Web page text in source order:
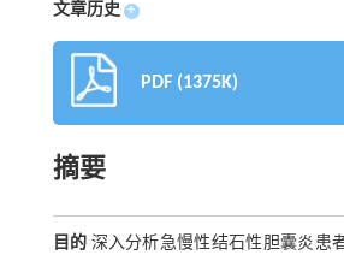
文章历史 +
PDF (1375K)
摘要
目的 深入分析急慢性结石性胆囊炎患